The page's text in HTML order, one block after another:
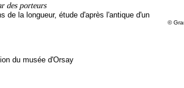
©
des porteurs
de la longueur, étude d'après l'antique d'un
du musée d'Orsay